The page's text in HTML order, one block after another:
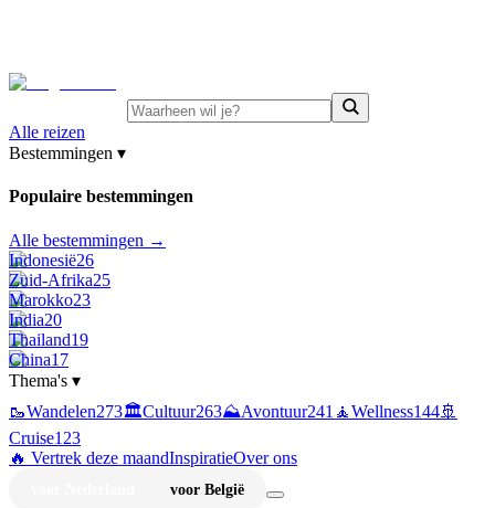
Alle reizen
Bestemmingen ▾
Populaire bestemmingen
Alle bestemmingen →
Indonesië26
Zuid-Afrika25
Marokko23
India20
Thailand19
China17
Thema's ▾
🥾Wandelen273🏛️Cultuur263⛰️Avontuur241 🧘Wellness144🚢
Cruise123
🔥 Vertrek deze maandInspiratieOver ons
voor België